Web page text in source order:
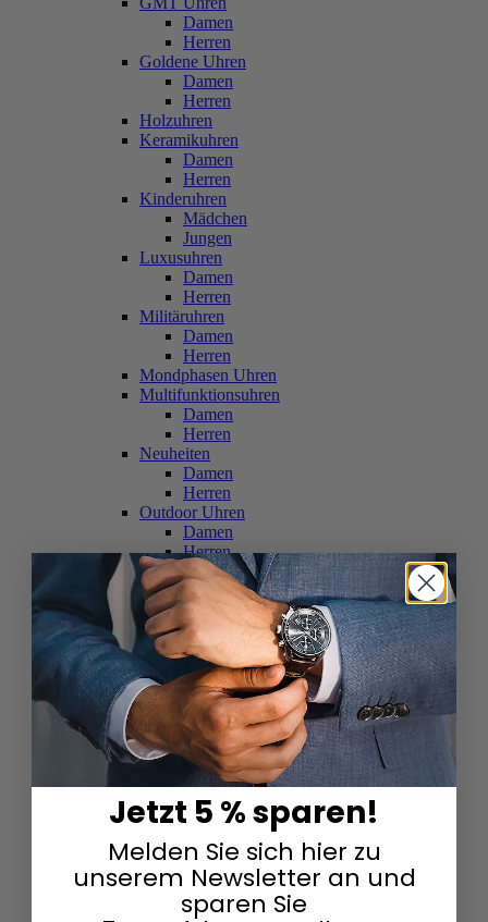
Damen
Herren
Goldene Uhren
Damen
Herren
Holzuhren
Keramikuhren
Damen
Herren
Kinderuhren
Mädchen
Jungen
Luxusuhren
Damen
Herren
Militäruhren
Damen
Herren
Mondphasen Uhren
Multifunktionsuhren
Damen
Herren
Neuheiten
Damen
Herren
Outdoor Uhren
Damen
Herren
Schweizer Uhren
Damen
Herren
Skelettuhren
Damen
Herren
Smartwatches
Damen
Herren
Solaruhren
Herren
Damen
Sportuhren
Damen
Herren
Swarovski & Edelsteine
Damen
Herren
Jetzt 5 % sparen!
Melden Sie sich hier zu
unserem Newsletter an und
sparen Sie